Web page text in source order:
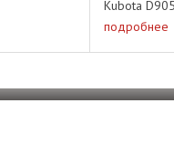
Kubota
подробнее